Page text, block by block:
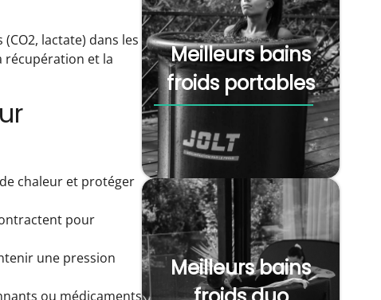
lactate) dans les
récupération et la
chaleur et protéger
pour
une pression
ou médicaments
Meilleurs bains
froids portables
Meilleurs bains